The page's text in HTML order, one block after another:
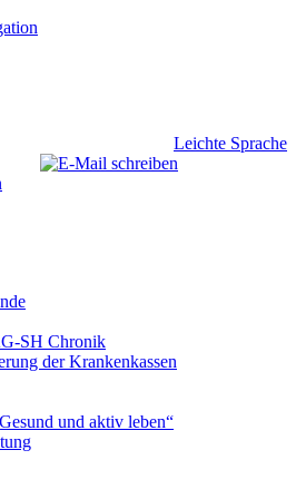
Leichte Sprache
SH Chronik
der Krankenkassen
und aktiv leben“